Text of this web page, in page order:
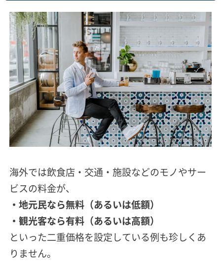
海外では飲食店・交通・施設などのモノやサー
ビスの料金が、
・地元民なら無料（あるいは低額）
・観光客なら有料（あるいは高額）
といった二重価格を設定している例も珍しくあ
りません。